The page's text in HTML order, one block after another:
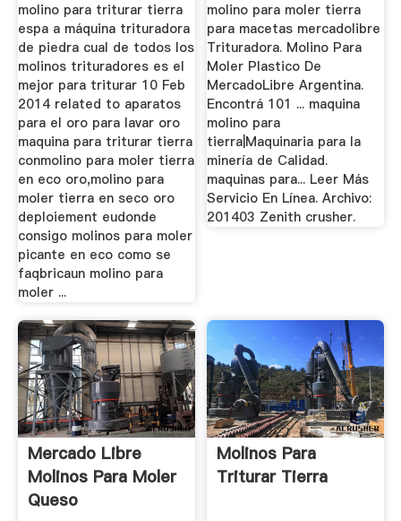
molino para triturar tierra
espa a máquina trituradora
de piedra cual de todos los
molinos trituradores es el
mejor para triturar 10 Feb
2014 related to aparatos
para el oro para lavar oro
maquina para triturar tierra
conmolino para moler tierra
en eco oro,molino para
moler tierra en seco oro
deploiement eudonde
consigo molinos para moler
picante en eco como se
faqbricaun molino para
moler ...
molino para moler tierra
para macetas mercadolibre
Trituradora. Molino Para
Moler Plastico De
MercadoLibre Argentina.
Encontrá 101 ... maquina
molino para
tierra|Maquinaria para la
minería de Calidad.
maquinas para... Leer Más
Servicio En Línea. Archivo:
201403 Zenith crusher.
Mercado Libre
Molinos Para Moler
Queso
Molinos Para
Triturar Tierra